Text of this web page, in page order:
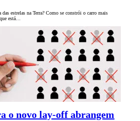
das estrelas na Terra? Como se constrói o carro mais
está…
o novo lay-off abrangem